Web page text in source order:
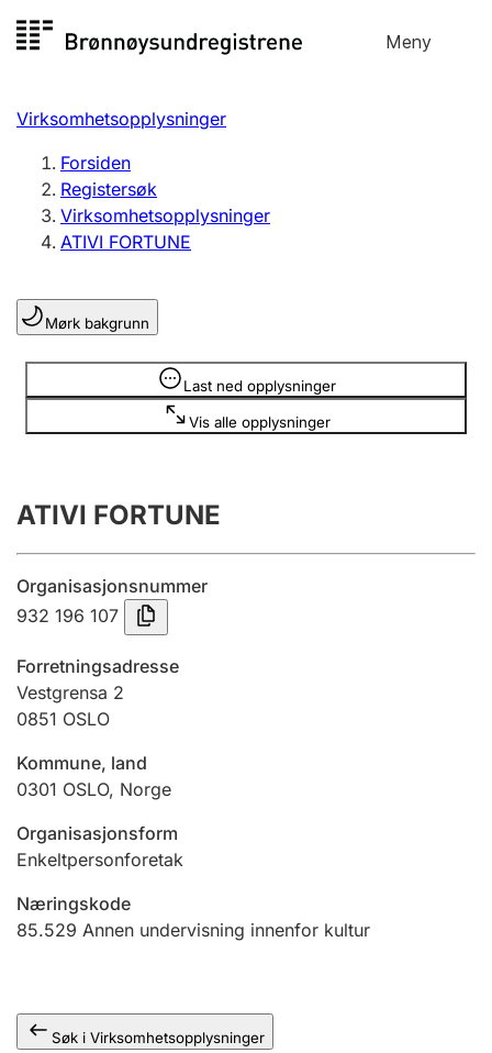
til
Meny
Registersøk
Aksjeselskap
Enkeltpersonforetak
Registrere, endre, slette
Lag og forening
Registrere, endre, slette
Årsregnskap
Innsending og forsinkelsesgebyr
Tinglysing
Jeger
Ektepaktveileder
Offentlig sektor
Virksomhetsopplysninger
Forsiden
Registersøk
Virksomhetsopplysninger
ATIVI FORTUNE
Mørk bakgrunn
Last ned opplysninger
Vis alle opplysninger
Opplysninger er skjult
ATIVI FORTUNE
Organisasjonsnummer
932 196 107
Forretningsadresse
Vestgrensa 2
0851 OSLO
Kommune, land
0301 OSLO, Norge
Organisasjonsform
Enkeltpersonforetak
Næringskode
85.529 Annen undervisning innenfor kultur
Søk i Virksomhetsopplysninger